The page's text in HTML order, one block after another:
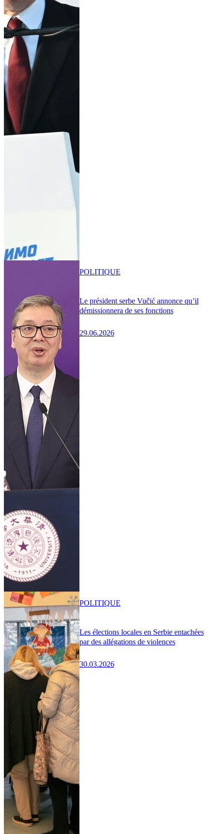
Le président serbe Vučić annonce qu’il
démissionnera de ses fonctions
29.06.2026
POLITIQUE
Les élections locales en Serbie entachées
par des allégations de violences
30.03.2026
POLITIQUE